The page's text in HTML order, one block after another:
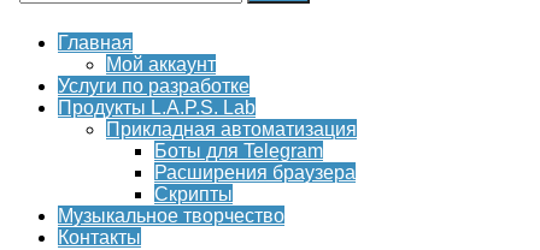
Главная
Мой аккаунт
Услуги по разработке
Продукты L.A.P.S. Lab
Прикладная автоматизация
Боты для Telegram
Расширения браузера
Скрипты
Музыкальное творчество
Контакты